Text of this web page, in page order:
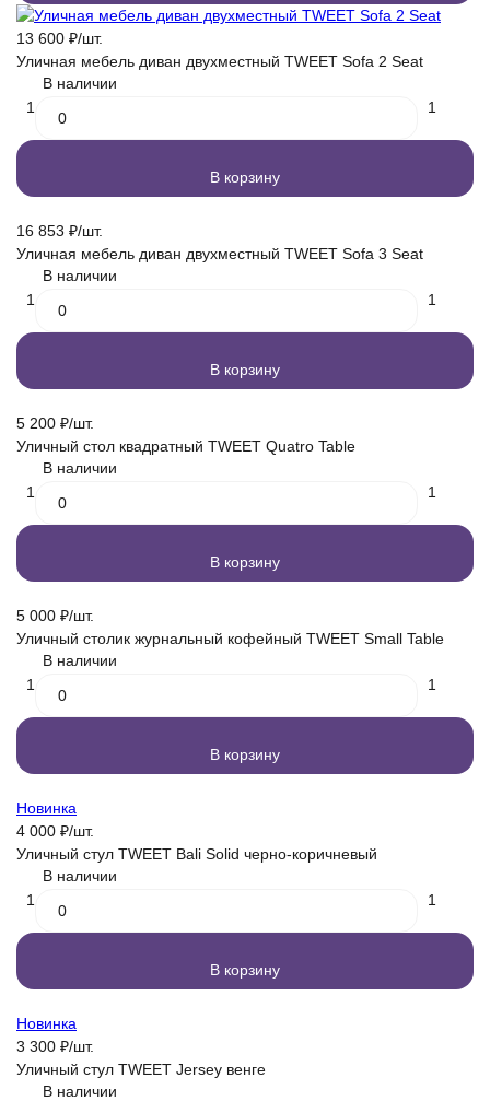
13 600 ₽/шт.
Уличная мебель диван двухместный TWEET Sofa 2 Seаt
В наличии
1
1
В корзину
16 853 ₽/шт.
Уличная мебель диван двухместный TWEET Sofa 3 Seаt
В наличии
1
1
В корзину
5 200 ₽/шт.
Уличный стол квадратный TWEET Quatro Table
В наличии
1
1
В корзину
5 000 ₽/шт.
Уличный столик журнальный кофейный TWEET Small Table
В наличии
1
1
В корзину
Новинка
4 000 ₽/шт.
Уличный стул TWEET Bali Solid черно-коричневый
В наличии
1
1
В корзину
Новинка
3 300 ₽/шт.
Уличный стул TWEET Jersey венге
В наличии